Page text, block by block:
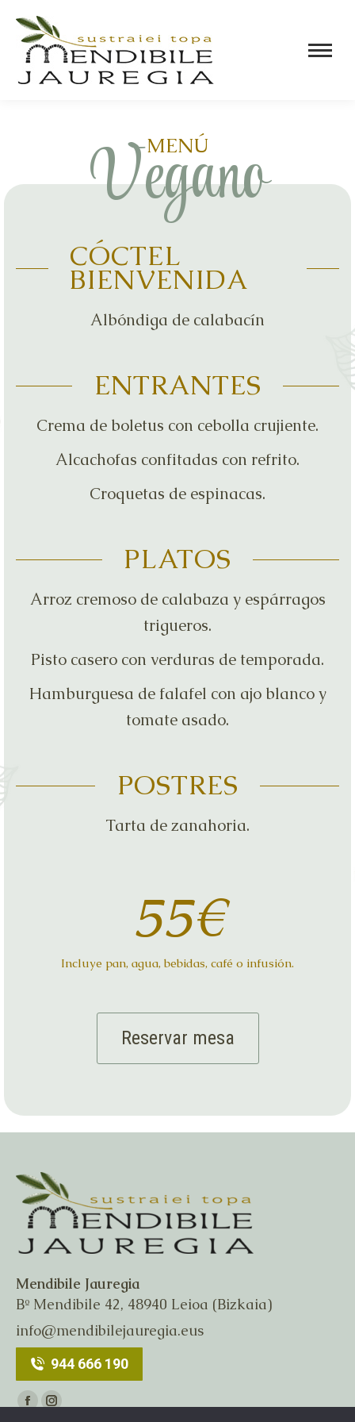
MENÚ
Vegano
CÓCTEL
BIENVENIDA
Albóndiga de calabacín
ENTRANTES
Crema de boletus con cebolla crujiente.
Alcachofas confitadas con refrito.
Croquetas de espinacas.
PLATOS
Arroz cremoso de calabaza y espárragos
trigueros.
Pisto casero con verduras de temporada.
Hamburguesa de falafel con ajo blanco y
tomate asado.
POSTRES
Tarta de zanahoria.
55€
Incluye pan, agua, bebidas, café o infusión.
Reservar mesa
Mendibile Jauregia
Bº Mendibile 42, 48940 Leioa (Bizkaia)
info@mendibilejauregia.eus
944 666 190
Encuéntranos en:
Facebook
Instagram